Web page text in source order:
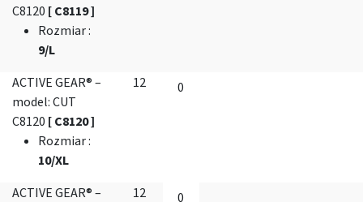
C8120 [ C8119 ]
Rozmiar:
9/L
ACTIVE GEAR® –
model: CUT
C8120 [ C8120 ]
Rozmiar:
10/XL
12
ACTIVE GEAR® –
12